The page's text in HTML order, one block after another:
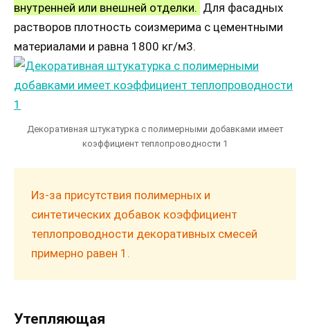
внутренней или внешней отделки. Для фасадных
растворов плотность соизмерима с цементными
материалами и равна 1800 кг/м3.
Декоративная штукатурка с полимерными добавками имеет
коэффициент теплопроводности 1
Из-за присутствия полимерных и
синтетических добавок коэффициент
теплопроводности декоративных смесей
примерно равен 1.
Утепляющая